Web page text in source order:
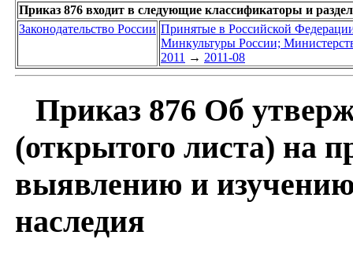
Приказ 876 входит в следующие классификаторы и
Законодательство России Принятые в Российской
Минкультуры России;
2011 → 2011-08
Приказ 876 Об
(открытого листа) на
выявлению и изучению
наследия